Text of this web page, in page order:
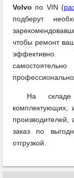
Volvo по VIN (
подберут
чтобы ремонт
эффективно.
На
комплектующих,
заказ по
отгрузкой.